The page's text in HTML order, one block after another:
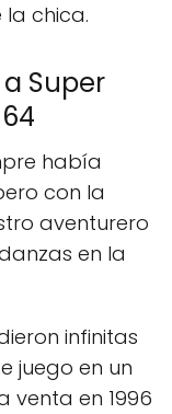
chica.
Super
había
con la
aventurero
en la
infinitas
juego en un
venta en 1996